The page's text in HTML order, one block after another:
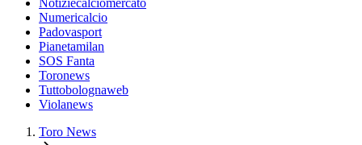
Notiziecalciomercato
Numericalcio
Padovasport
Pianetamilan
SOS Fanta
Toronews
Tuttobolognaweb
Violanews
Toro News